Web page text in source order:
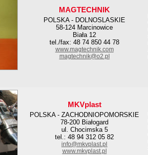
MAGTECHNIK
POLSKA - DOLNOSLASKIE
58-124 Marcinowice
Biała 12
tel./fax: 48 74 850 44 78
www.magtechnik.com
magtechnik@o2.pl
MKVplast
POLSKA - ZACHODNIOPOMORSKIE
78-200 Białogard
ul. Chocimska 5
tel.: 48 94 312 05 82
info@mkvplast.pl
www.mkvplast.pl